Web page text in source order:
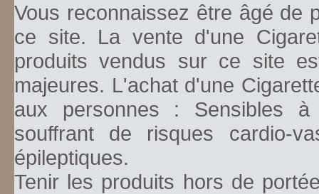
Vous reconnaissez être âgé de
ce site. La vente d'une
produits vendus sur ce site
majeures. L'achat d'une
aux personnes : Sensibles
souffrant de risques cardio-
épileptiques.
Tenir les produits hors de